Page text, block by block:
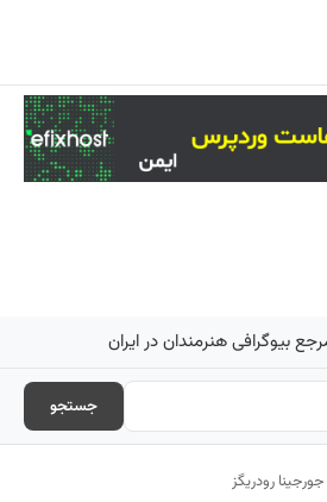
بیوگرافی هنرمندان در ایران
جستجو
رودریگز